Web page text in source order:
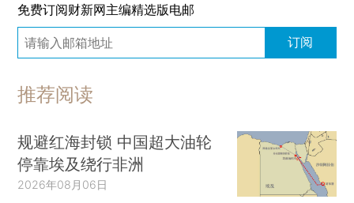
免费订阅财新网主编精选版电邮
订阅
推荐阅读
规避红海封锁 中国超大油轮
停靠埃及绕行非洲
2026年08月06日